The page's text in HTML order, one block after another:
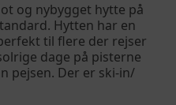
og nybygget hytte på
Hytten har en
til flere der rejser
dage på pisterne
pejsen. Der er ski-in/